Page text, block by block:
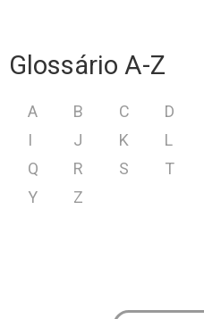
Glossário A-Z
A B C D
I
J K L
Q
R S T
Y
Z